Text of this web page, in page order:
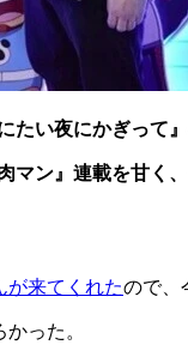
にたい夜にかぎって
マン』連載を甘
が来てくれたので、
った。